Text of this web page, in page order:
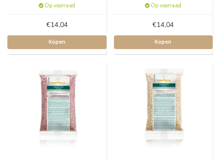
Op voorraad
€14,04
Kopen
Op voorraad
€14,04
Kopen